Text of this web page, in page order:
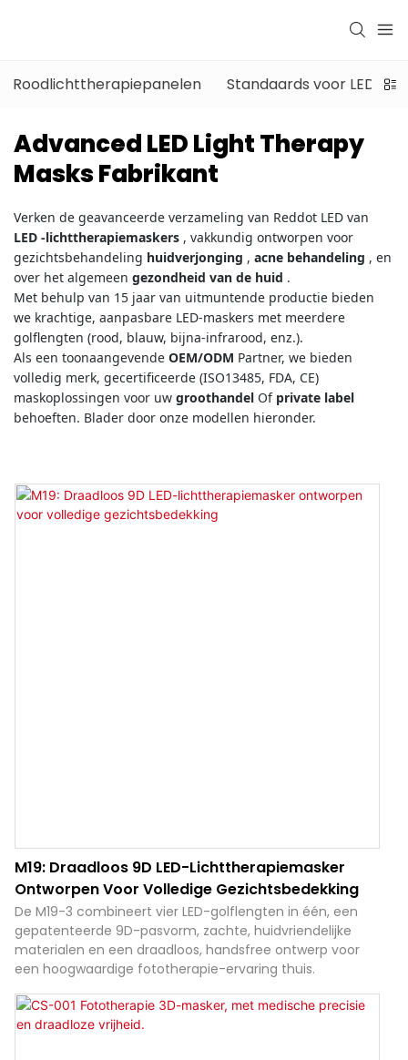
Roodlichttherapiepanelen Standaards voor LED-
Advanced LED Light Therapy
Masks Fabrikant
Verken de geavanceerde verzameling van Reddot LED van
LED -lichttherapiemaskers , vakkundig ontworpen voor
gezichtsbehandeling huidverjonging , acne behandeling , en
over het algemeen gezondheid van de huid .
Met behulp van 15 jaar van uitmuntende productie bieden
we krachtige, aanpasbare LED-maskers met meerdere
golflengten (rood, blauw, bijna-infrarood, enz.).
Als een toonaangevende OEM/ODM Partner, we bieden
volledig merk, gecertificeerde (ISO13485, FDA, CE)
maskoplossingen voor uw groothandel Of private label
behoeften. Blader door onze modellen hieronder.
M19: Draadloos 9D LED-Lichttherapiemasker
Ontworpen Voor Volledige Gezichtsbedekking
De M19-3 combineert vier LED-golflengten in één, een
gepatenteerde 9D-pasvorm, zachte, huidvriendelijke
materialen en een draadloos, handsfree ontwerp voor
een hoogwaardige fototherapie-ervaring thuis.